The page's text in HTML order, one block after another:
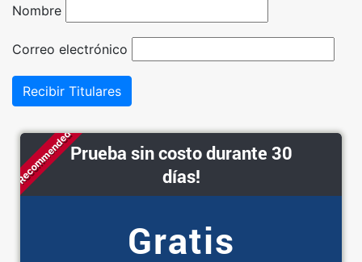
Nombre
Correo electrónico
Recibir Titulares
RecommendedPrueba sin costo durante 30
días!
Gratis